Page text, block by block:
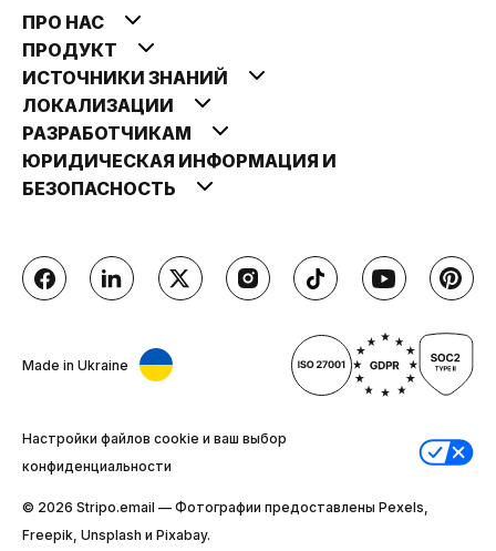
ПРО НАС
ПРОДУКТ
ИСТОЧНИКИ ЗНАНИЙ
ЛОКАЛИЗАЦИИ
РАЗРАБОТЧИКАМ
ЮРИДИЧЕСКАЯ ИНФОРМАЦИЯ И
БЕЗОПАСНОСТЬ
Made in Ukraine
Настройки файлов cookie и ваш выбор
конфиденциальности
© 2026 Stripо.email — Фотографии предоставлены Pexels,
Freepik, Unsplash и Pixabay.